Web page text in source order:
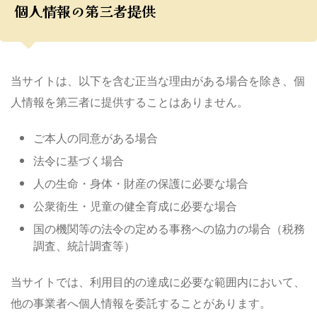
個人情報の第三者提供
当サイトは、以下を含む正当な理由がある場合を除き、個
人情報を第三者に提供することはありません。
ご本人の同意がある場合
法令に基づく場合
人の生命・身体・財産の保護に必要な場合
公衆衛生・児童の健全育成に必要な場合
国の機関等の法令の定める事務への協力の場合（税務
調査、統計調査等）
当サイトでは、利用目的の達成に必要な範囲内において、
他の事業者へ個人情報を委託することがあります。